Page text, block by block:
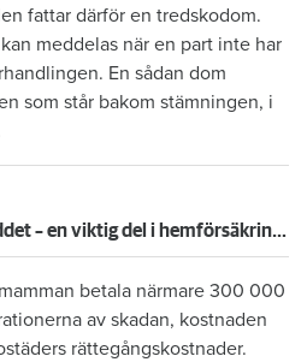
fattar därför en tredskodom.
meddelas när en part inte har
En sådan dom
som står bakom stämningen, i
Ansvarsskyddet – en viktig del i hemförsäkringen
betala närmare 300 000
av skadan, kostnaden
rättegångskostnader.